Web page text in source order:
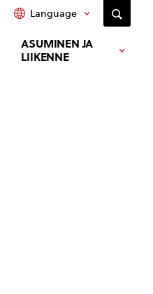
ASUMINEN JA
LIIKENNE
Language